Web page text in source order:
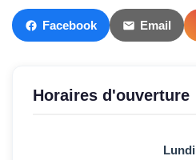
Facebook Email
Horaires d'ouverture
Lundi